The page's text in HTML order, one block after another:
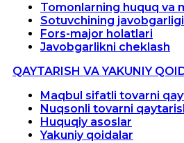
Tomonlarning huquq va
Sotuvchining javobgarligi
Fors-major holatlari
Javobgarlikni cheklash
QAYTARISH VA YAKUNIY
Maqbul sifatli tovarni
Nuqsonli tovarni
Huquqiy asoslar
Yakuniy qoidalar